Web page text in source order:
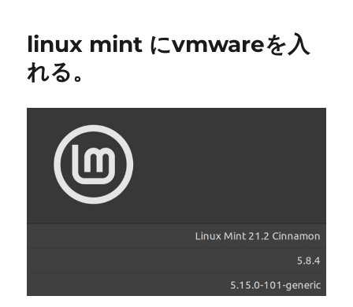
linux mint にvmwareを入
れる。